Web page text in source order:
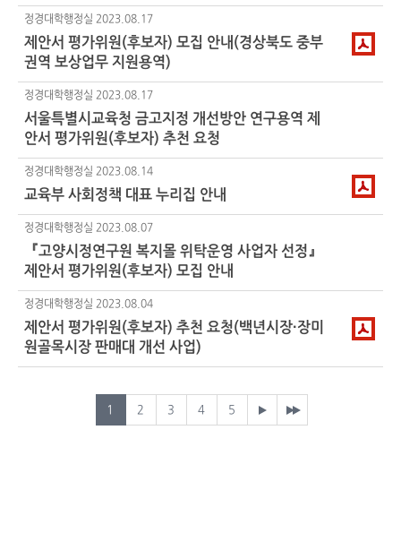
정경대학행정실 2023.08.17
제안서 평가위원(후보자) 모집 안내(경상북도 중부
권역 보상업무 지원용역)
정경대학행정실 2023.08.17
서울특별시교육청 금고지정 개선방안 연구용역 제
안서 평가위원(후보자) 추천 요청
정경대학행정실 2023.08.14
교육부 사회정책 대표 누리집 안내
정경대학행정실 2023.08.07
『고양시정연구원 복지몰 위탁운영 사업자 선정』
제안서 평가위원(후보자) 모집 안내
정경대학행정실 2023.08.04
제안서 평가위원(후보자) 추천 요청(백년시장·장미
원골목시장 판매대 개선 사업)
1 2 3 4 5